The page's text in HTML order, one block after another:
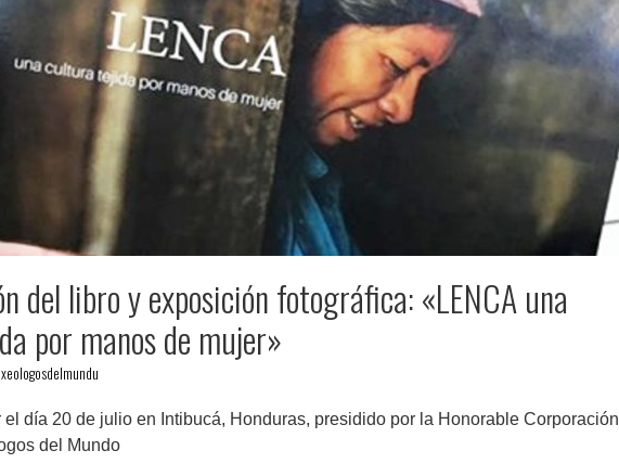
del libro y exposición fotográfica: «LENCA una
por manos de mujer»
xeologosdelmundu
el día 20 de julio en Intibucá, Honduras, presidido por la Honorable Corporación
del Mundo